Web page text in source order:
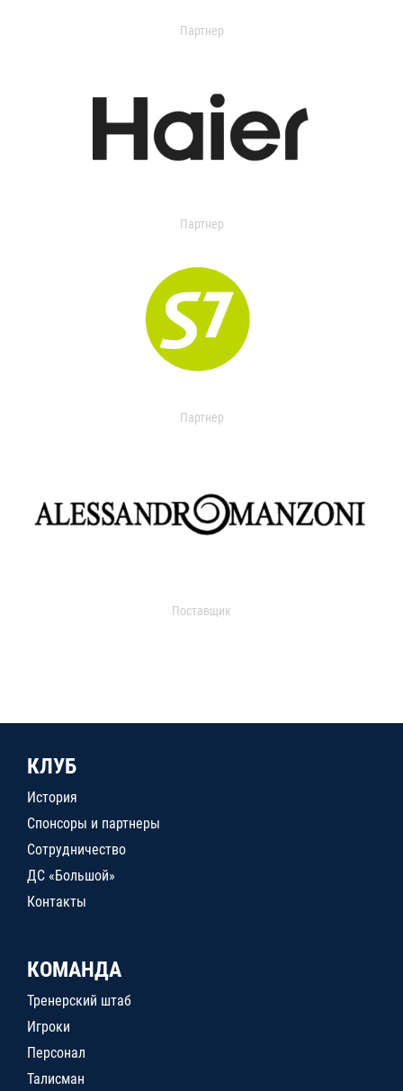
Партнер
Партнер
Партнер
Поставщик
КЛУБ
История
Спонсоры и партнеры
Сотрудничество
ДС «Большой»
Контакты
КОМАНДА
Тренерский штаб
Игроки
Персонал
Талисман